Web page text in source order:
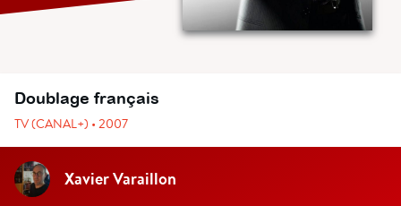
Doublage français
TV (CANAL+) • 2007
Xavier Varaillon